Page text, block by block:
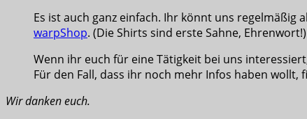
Es ist auch ganz einfach. Ihr könnt uns regelmäßig
warpShop. (Die Shirts sind erste Sahne, Ehrenwort!)
Wenn ihr euch für eine Tätigkeit bei uns
Für den Fall, dass ihr noch mehr Infos haben wollt,
Wir danken euch.